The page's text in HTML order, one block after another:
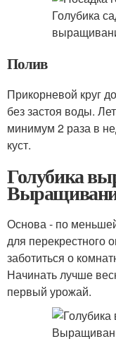
Полив
Прикорневой круг
без застоя воды.
минимум 2 раза в
куст.
Голубика
Основа - по
для перекрестного
заботиться о
Начинать лучше
первый урожай.